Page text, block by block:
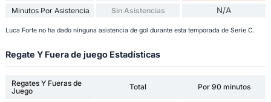
Minutos Por Asistencia Sin Asistencias N/A
Luca Forte no ha dado ninguna asistencia de gol durante esta temporada de Serie C.
Regate Y Fuera de juego Estadísticas
Regates Y Fueras de
Juego
Total Por 90 minutos